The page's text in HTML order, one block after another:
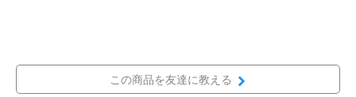
この商品を友達に教える